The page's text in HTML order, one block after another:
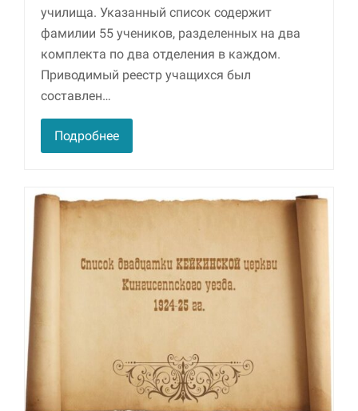
училища. Указанный список содержит
фамилии 55 учеников, разделенных на два
комплекта по два отделения в каждом.
Приводимый реестр учащихся был
составлен…
Подробнее